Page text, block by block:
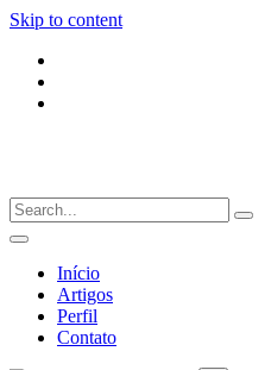
Skip to content
Início
Artigos
Perfil
Contato